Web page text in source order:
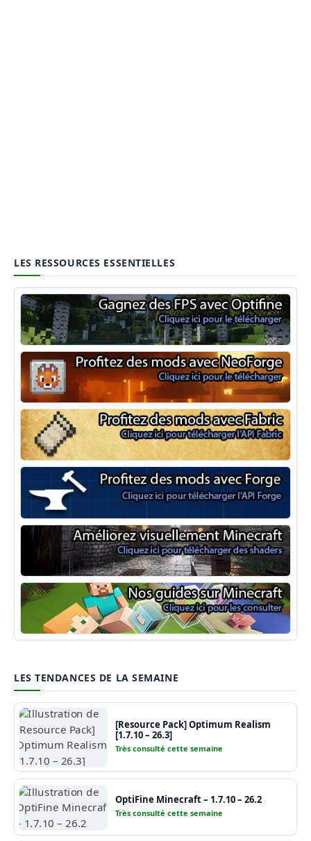
LES RESSOURCES ESSENTIELLES
Optifine
NeoForge
Minecraft Fabric
Minecraft Forge
Shaders Minecraft
Guide Minecraft
LES TENDANCES DE LA SEMAINE
[Resource Pack] Optimum Realism
[1.7.10 – 26.3]
Très consulté cette semaine
OptiFine Minecraft – 1.7.10 – 26.2
Très consulté cette semaine